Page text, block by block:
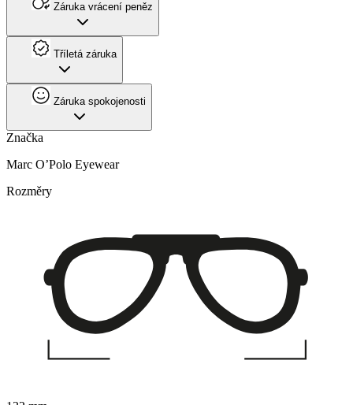
Záruka vrácení peněz
Tříletá záruka
Záruka spokojenosti
Značka
Marc O’Polo Eyewear
Rozměry